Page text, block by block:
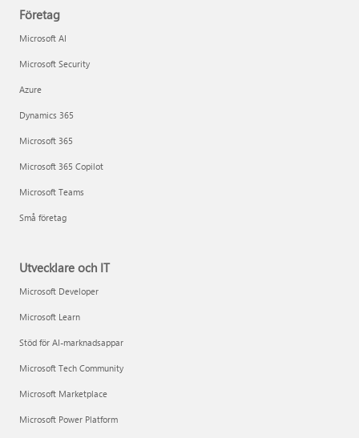
Företag
Microsoft AI
Microsoft Security
Azure
Dynamics 365
Microsoft 365
Microsoft 365 Copilot
Microsoft Teams
Små företag
Utvecklare och IT
Microsoft Developer
Microsoft Learn
Stöd för AI-marknadsappar
Microsoft Tech Community
Microsoft Marketplace
Microsoft Power Platform